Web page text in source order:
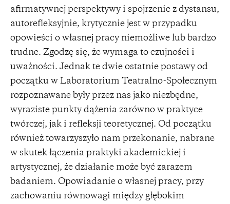
afirmatywnej perspektywy i spojrzenie z dystansu,
autorefleksyjnie, krytycznie jest w przypadku
opowieści o własnej pracy niemożliwe lub bardzo
trudne. Zgodzę się, że wymaga to czujności i
uważności. Jednak te dwie ostatnie postawy od
początku w Laboratorium Teatralno-Społecznym
rozpoznawane były przez nas jako niezbędne,
wyraziste punkty dążenia zarówno w praktyce
twórczej, jak i refleksji teoretycznej. Od początku
również towarzyszyło nam przekonanie, nabrane
w skutek łączenia praktyki akademickiej i
artystycznej, że działanie może być zarazem
badaniem. Opowiadanie o własnej pracy, przy
zachowaniu równowagi między głębokim